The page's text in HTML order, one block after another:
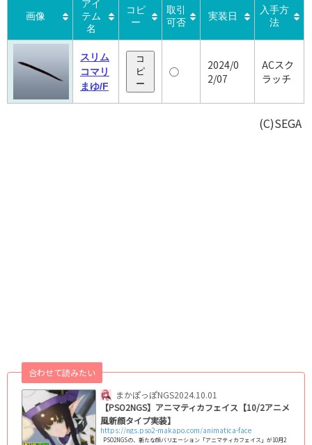
画像
アイ
テム
名
コピ
ー
取引
可否
実装日
入手方
法
スリム
コマリ
まゆ/F
コ
ピ
ー
◯
2024/0
2/07
ACスク
ラッチ
(C)SEGA
まかぽっぽNGS
合わせて読みたい
2024.10.01
【PSO2NGS】アニマティカフェイス【10/2アニメ
風新顔タイプ実装】
https://ngs.pso2-makapo.com/animatica-face
PSO2NGSの、新たな顔バリエーション「アニマティカフェイス」が10月2